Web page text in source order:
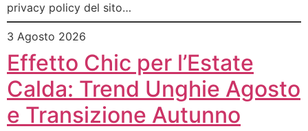
privacy policy del sito…
3 Agosto 2026
Effetto Chic per l’Estate
Calda: Trend Unghie Agosto
e Transizione Autunno